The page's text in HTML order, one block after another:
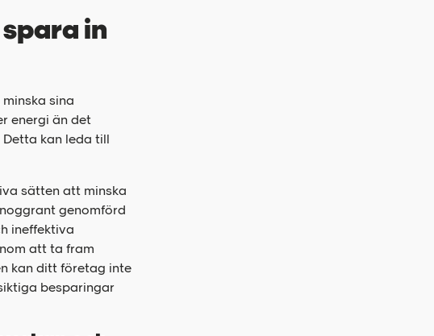
in
sina
energi än det
kan leda till
sätten att minska
genomförd
ineffektiva
att ta fram
kan ditt företag inte
besparingar